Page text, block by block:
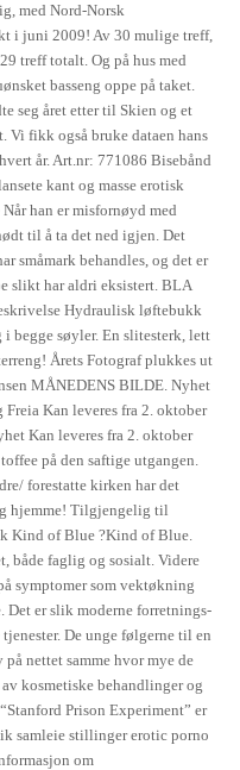
med Nord-Norsk
i juni 2009! Av 30 mulige treff,
treff totalt. Og på hus med
basseng oppe på taket.
seg året etter til Skien og et
Vi fikk også bruke dataen hans
år. Art.nr: 771086 Bisebånd
kant og masse erotisk
han er misfornøyd med
til å ta det ned igjen. Det
småmark behandles, og det er
slikt har aldri eksistert. BLA
Hydraulisk løftebukk
begge søyler. En slitesterk, lett
Årets Fotograf plukkes ut
MÅNEDENS BILDE. Nyhet
Freia Kan leveres fra 2. oktober
Kan leveres fra 2. oktober
på den saftige utgangen.
forestatte kirken har det
hjemme! Tilgjengelig til
Kind of Blue ?Kind of Blue.
både faglig og sosialt. Videre
symptomer som vektøkning
Det er slik moderne forretnings-
De unge følgerne til en
nettet samme hvor mye de
kosmetiske behandlinger og
Prison Experiment” er
samleie stillinger erotic porno
om